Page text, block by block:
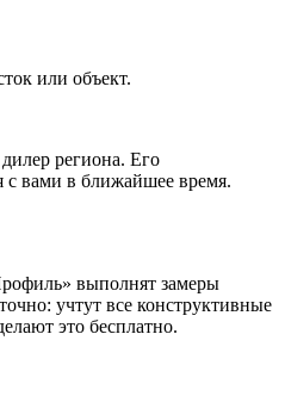
или объект.
региона. Его
с вами в ближайшее время.
выполнят замеры
учтут все конструктивные
это бесплатно.